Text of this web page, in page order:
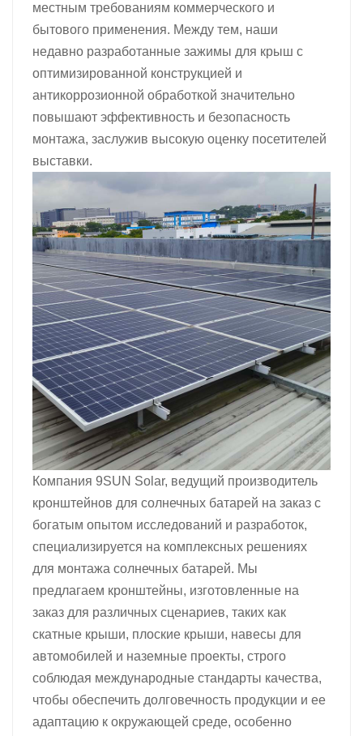
местным требованиям коммерческого и
бытового применения. Между тем, наши
недавно разработанные зажимы для крыш с
оптимизированной конструкцией и
антикоррозионной обработкой значительно
повышают эффективность и безопасность
монтажа, заслужив высокую оценку посетителей
выставки.
Компания 9SUN Solar, ведущий производитель
кронштейнов для солнечных батарей на заказ с
богатым опытом исследований и разработок,
специализируется на комплексных решениях
для монтажа солнечных батарей. Мы
предлагаем кронштейны, изготовленные на
заказ для различных сценариев, таких как
скатные крыши, плоские крыши, навесы для
автомобилей и наземные проекты, строго
соблюдая международные стандарты качества,
чтобы обеспечить долговечность продукции и ее
адаптацию к окружающей среде, особенно